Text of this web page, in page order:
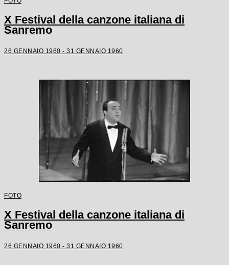
X Festival della canzone italiana di
Sanremo
26 GENNAIO 1960 - 31 GENNAIO 1960
FOTO
X Festival della canzone italiana di
Sanremo
26 GENNAIO 1960 - 31 GENNAIO 1960